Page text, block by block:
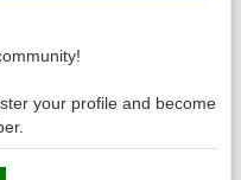
your profile and become